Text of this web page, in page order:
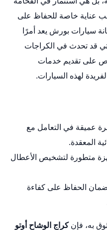
عناية خاصة للحفاظ على
سيارات بورش يعد أمرًا
قد تحدث في الكراجات
على تقديم خدمات
لهذه السيارات.
عميقة في التعامل مع
المعقدة.
متطورة لتشخيص الأعطال
الحفاظ على كفاءة
به، فإنكراج الوشاح أوتو